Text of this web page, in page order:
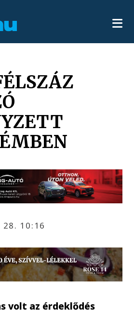
28. 10:16
volt az érdeklődés